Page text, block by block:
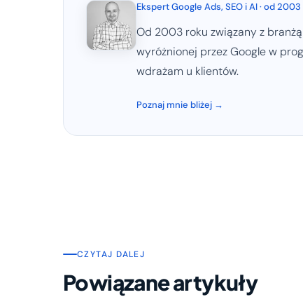
Ekspert Google Ads, SEO i AI · od 2003
Od 2003 roku związany z
wyróżnionej przez Google w
wdrażam u klientów.
Poznaj mnie bliżej →
CZYTAJ DALEJ
Powiązane artykuły